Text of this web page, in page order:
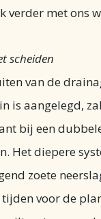
verder met ons
scheiden
van de
is aangelegd,
bij een
Het diepere
zoete
voor de